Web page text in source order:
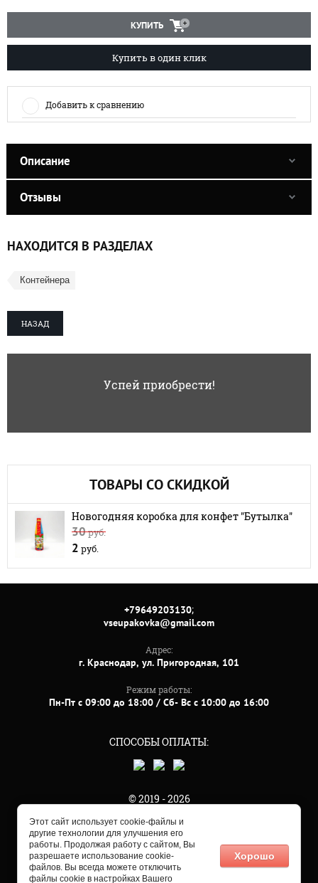
КУПИТЬ
Купить в один клик
Добавить к сравнению
Описание
Отзывы
НАХОДИТСЯ В РАЗДЕЛАХ
Контейнера
НАЗАД
Успей приобрести!
ТОВАРЫ СО СКИДКОЙ
Новогодняя коробка для конфет "Бутылка"
30руб.
2 руб.
+79649203130;
vseupakovka@gmail.com
Адрес:
г. Краснодар, ул. Пригородная, 101
Режим работы:
Пн-Пт с 09:00 до 18:00 / Сб- Вс с 10:00 до 16:00
СПОСОБЫ ОПЛАТЫ:
© 2019 - 2026
Этот сайт использует cookie-файлы и
другие технологии для улучшения его
работы. Продолжая работу с сайтом, Вы
разрешаете использование cookie-
файлов. Вы всегда можете отключить
файлы cookie в настройках Вашего
Хорошо